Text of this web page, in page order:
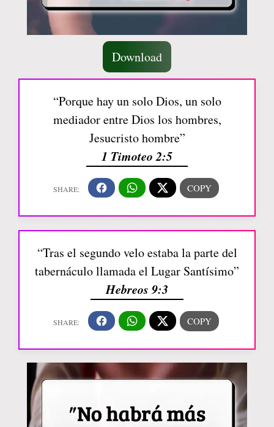
Download
“Porque hay un solo Dios, un solo
mediador entre Dios los hombres,
Jesucristo hombre”
1 Timoteo 2:5
“Tras el segundo velo estaba la parte del
tabernáculo llamada el Lugar Santísimo”
Hebreos 9:3